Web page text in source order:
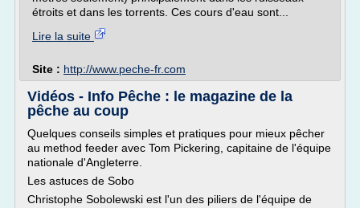
étroits et dans les torrents. Ces cours d'eau sont...
Lire la suite
Site : http://www.peche-fr.com
Vidéos - Info Pêche : le magazine de la
pêche au coup
Quelques conseils simples et pratiques pour mieux pêcher
au method feeder avec Tom Pickering, capitaine de l'équipe
nationale d'Angleterre.
Les astuces de Sobo
Christophe Sobolewski est l'un des piliers de l'équipe de